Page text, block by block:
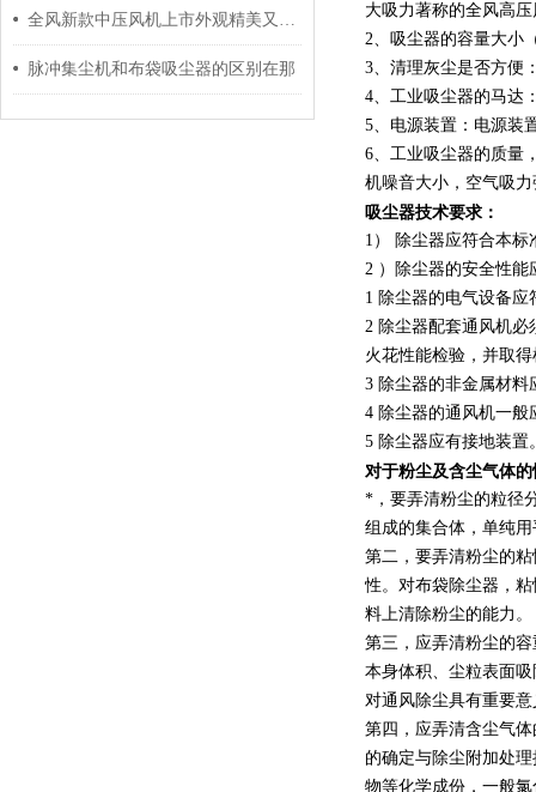
全风新款中压风机上市外观精美又节能样品齐全
脉冲集尘机和布袋吸尘器的区别在那
大吸力著称的全风高
2、吸尘器的容量大小
3、清理灰尘是否方便
4、工业吸尘器的马达
5、电源装置：电源装
6、工业吸尘器的质量
机噪音大小，空气吸
吸尘器技术要求：
1） 除尘器应符合本
2 ）除尘器的安全性能
1 除尘器的电气设备应
2 除尘器配套通风机必
火花性能检验，并取
3 除尘器的非金属材料
4 除尘器的通风机一般
5 除尘器应有接地装置
对于粉尘及含尘气体
*，要弄清粉尘的粒径
组成的集合体，单纯
第二，要弄清粉尘的
性。对布袋除尘器，
料上清除粉尘的能力。
第三，应弄清粉尘的
本身体积、尘粒表面
对通风除尘具有重要
第四，应弄清含尘气
的确定与除尘附加处
物等化学成份，一般